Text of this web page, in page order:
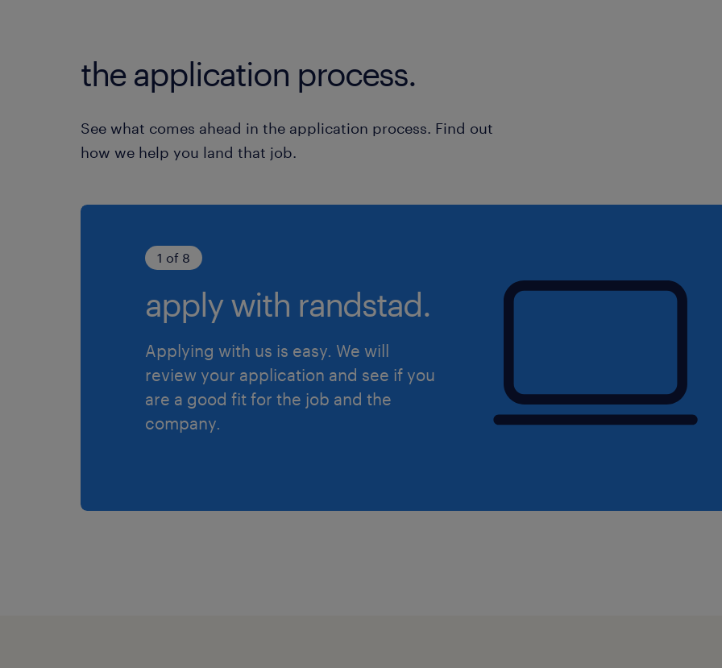
the application process.
See what comes ahead in the application process. Find out
how we help you land that job.
1 of 8
apply with randstad.
Applying with us is easy. We will
review your application and see if you
are a good fit for the job and the
company.